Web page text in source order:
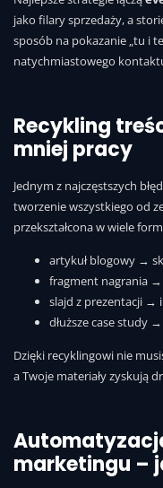
jako filary sprzedaży, a
sposób na pokazanie „tu i
natychmiastowego
Recykling
mniej pracy
Jednym z najczęstszych
tworzenie wszystkiego od
przekształcona w wiele
artykuł blogowy →
fragment nagrania
slajd z prezentacji →
dłuższe case study
Dzięki recyklingowi nie
a Twoje materiały zyskują
marketingu –